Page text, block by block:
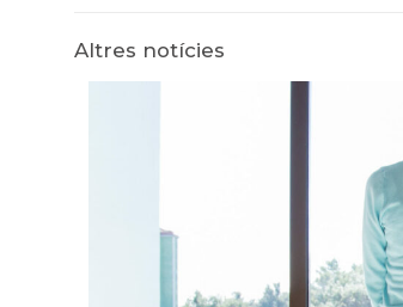
Altres notícies